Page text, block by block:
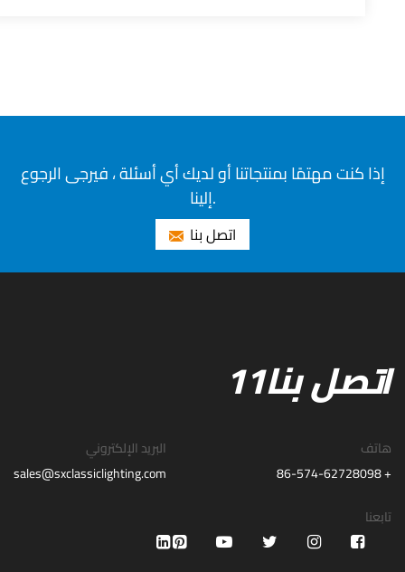
إذا كنت مهتمًا بمنتجاتنا أو لديك أي أسئلة ، فيرجى الرجوع
إلينا.
اتصل بنا
اتصل بنا11
هاتف
+ 86-574-62728098
البريد الإلكتروني
sales@sxclassiclighting.com
تابعنا